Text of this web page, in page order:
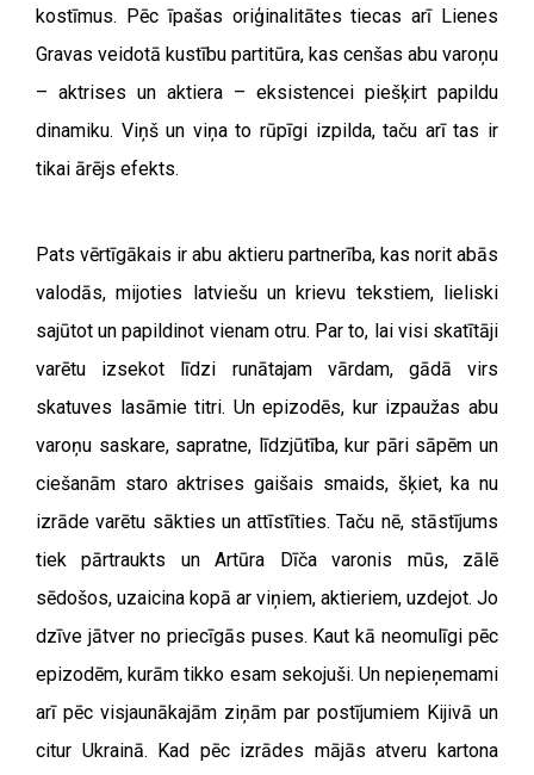
kostīmus. Pēc īpašas oriģinalitātes tiecas arī Lienes
Gravas veidotā kustību partitūra, kas cenšas abu varoņu
– aktrises un aktiera – eksistencei piešķirt papildu
dinamiku. Viņš un viņa to rūpīgi izpilda, taču arī tas ir
tikai ārējs efekts.
Pats vērtīgākais ir abu aktieru partnerība, kas norit abās
valodās, mijoties latviešu un krievu tekstiem, lieliski
sajūtot un papildinot vienam otru. Par to, lai visi skatītāji
varētu izsekot līdzi runātajam vārdam, gādā virs
skatuves lasāmie titri. Un epizodēs, kur izpaužas abu
varoņu saskare, sapratne, līdzjūtība, kur pāri sāpēm un
ciešanām staro aktrises gaišais smaids, šķiet, ka nu
izrāde varētu sākties un attīstīties. Taču nē, stāstījums
tiek pārtraukts un Artūra Dīča varonis mūs, zālē
sēdošos, uzaicina kopā ar viņiem, aktieriem, uzdejot. Jo
dzīve jātver no priecīgās puses. Kaut kā neomulīgi pēc
epizodēm, kurām tikko esam sekojuši. Un nepieņemami
arī pēc visjaunākajām ziņām par postījumiem Kijivā un
citur Ukrainā. Kad pēc izrādes mājās atveru kartona